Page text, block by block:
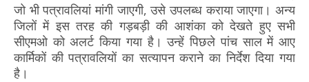
जो भी पत्रावलियां मांगी जाएगी, उसे उपलब्ध कराया जाएगा। अन्य
जिलों में इस तरह की गड़बड़ी की आशंका को देखते हुए सभी
सीएमओ को अलर्ट किया गया है। उन्हें पिछले पांच साल में आए
कार्मिकों की पत्रावलियों का सत्यापन कराने का निर्देश दिया गया
है।